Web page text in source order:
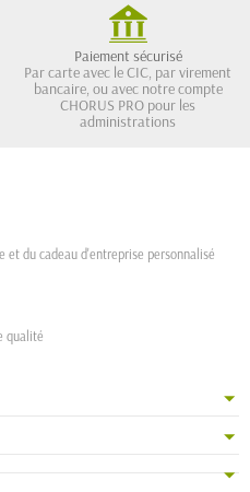
Paiement sécurisé
Par carte avec le CIC, par virement
bancaire, ou avec notre compte
CHORUS PRO pour les
administrations
du cadeau d'entreprise personnalisé
qualité